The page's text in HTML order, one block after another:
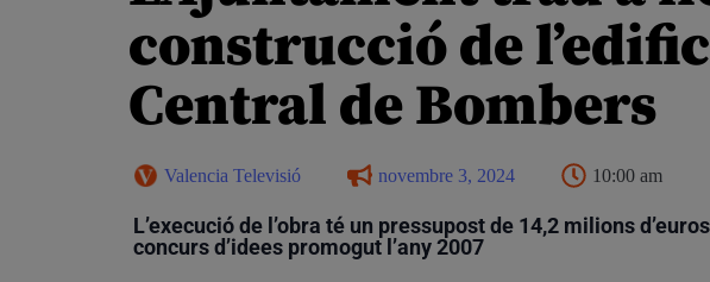
construcció de
Central de Bombers
Valencia Televisió novembre 3, 2024 10:00 am
L’execució de l’obra té un pressupost de 14,2 milions
concurs d’idees promogut l’any 2007